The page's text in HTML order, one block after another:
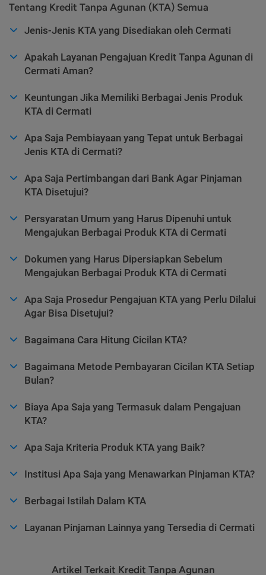
Tentang Kredit Tanpa Agunan (KTA) Semua
Jenis-Jenis KTA yang Disediakan oleh Cermati
Apakah Layanan Pengajuan Kredit Tanpa Agunan di
Cermati Aman?
Keuntungan Jika Memiliki Berbagai Jenis Produk
KTA di Cermati
Apa Saja Pembiayaan yang Tepat untuk Berbagai
Jenis KTA di Cermati?
Apa Saja Pertimbangan dari Bank Agar Pinjaman
KTA Disetujui?
Persyaratan Umum yang Harus Dipenuhi untuk
Mengajukan Berbagai Produk KTA di Cermati
Dokumen yang Harus Dipersiapkan Sebelum
Mengajukan Berbagai Produk KTA di Cermati
Apa Saja Prosedur Pengajuan KTA yang Perlu Dilalui
Agar Bisa Disetujui?
Bagaimana Cara Hitung Cicilan KTA?
Bagaimana Metode Pembayaran Cicilan KTA Setiap
Bulan?
Biaya Apa Saja yang Termasuk dalam Pengajuan
KTA?
Apa Saja Kriteria Produk KTA yang Baik?
Institusi Apa Saja yang Menawarkan Pinjaman KTA?
Berbagai Istilah Dalam KTA
Layanan Pinjaman Lainnya yang Tersedia di Cermati
Artikel Terkait Kredit Tanpa Agunan